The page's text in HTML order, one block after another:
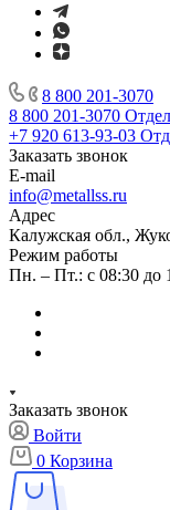
8 800 201-3070
8 800 201-3070
+7 920 613-93-03
Заказать звонок
E-mail
info@metallss.ru
Адрес
Калужская обл.,
Режим работы
Пн. – Пт.: с 08:30 до
Заказать звонок
Войти
0 Корзина